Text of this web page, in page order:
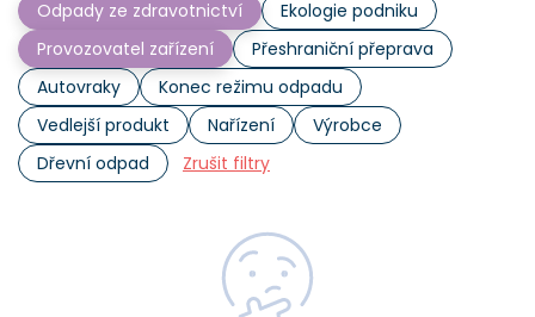
Odpady ze zdravotnictví
Ekologie podniku
Provozovatel zařízení
Přeshraniční přeprava
Autovraky
Konec režimu odpadu
Vedlejší produkt
Nařízení
Výrobce
Dřevní odpad
Zrušit filtry